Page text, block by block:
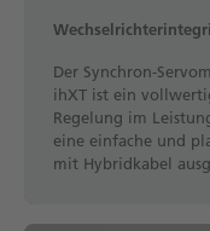
Der Synchron-
ihXT ist ein
Regelung im
eine einfache und
mit Hybridkabel